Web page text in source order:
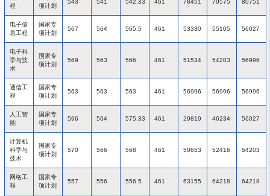
程
项计划
543 541 542.33 461 78451 79575 80751
电子信
息工程
国家专
项计划
567 564 565.5 461 53330 55105 56027
电子科
学与技
术
国家专
项计划
569 563 566 461 51534 54203 56996
通信工
程
国家专
项计划
563 563 563 461 56996 56996 56996
人工智
能
国家专
项计划
596 564 575.33 461 29819 46234 56027
计算机
科学与
技术
国家专
项计划
570 566 568 461 50653 52416 54203
网络工
程
国家专
项计划
557 556 556.5 461 63155 64218 64218